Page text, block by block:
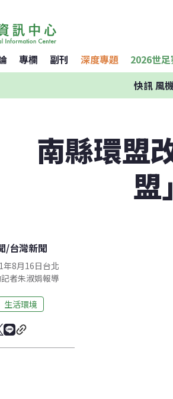
專欄 副刊 深度專題 2026世
快訊風
南縣環盟
盟
/台灣新聞
年8月16日台北
者朱淑娟報導
生活環境